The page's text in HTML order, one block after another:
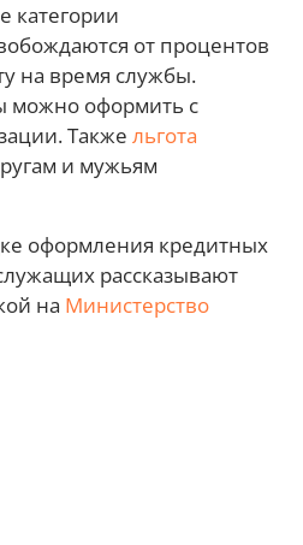
категории
от процентов
на время службы.
можно оформить с
Также льгота
и мужьям
оформления кредитных
рассказывают
на Министерство